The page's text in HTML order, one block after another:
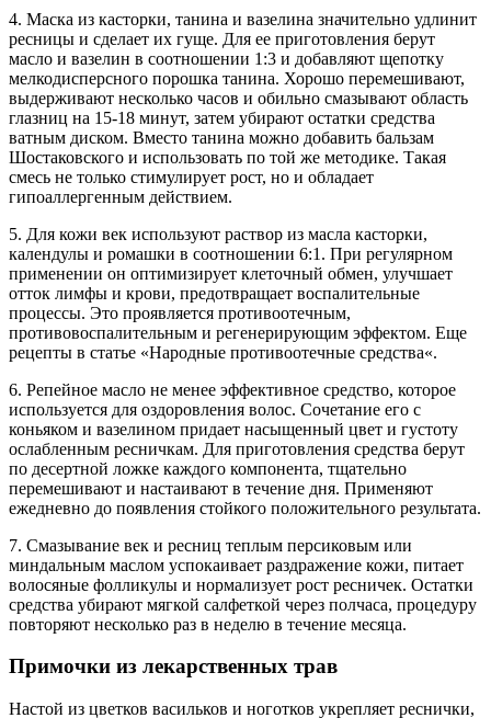
4. Маска из касторки, танина и вазелина значительно удлинит
ресницы и сделает их гуще. Для ее приготовления берут
масло и вазелин в соотношении 1:3 и добавляют щепотку
мелкодисперсного порошка танина. Хорошо перемешивают,
выдерживают несколько часов и обильно смазывают область
глазниц на 15-18 минут, затем убирают остатки средства
ватным диском. Вместо танина можно добавить бальзам
Шостаковского и использовать по той же методике. Такая
смесь не только стимулирует рост, но и обладает
гипоаллергенным действием.
5. Для кожи век используют раствор из масла касторки,
календулы и ромашки в соотношении 6:1. При регулярном
применении он оптимизирует клеточный обмен, улучшает
отток лимфы и крови, предотвращает воспалительные
процессы. Это проявляется противоотечным,
противовоспалительным и регенерирующим эффектом. Еще
рецепты в статье «Народные противоотечные средства«.
6. Репейное масло не менее эффективное средство, которое
используется для оздоровления волос. Сочетание его с
коньяком и вазелином придает насыщенный цвет и густоту
ослабленным ресничкам. Для приготовления средства берут
по десертной ложке каждого компонента, тщательно
перемешивают и настаивают в течение дня. Применяют
ежедневно до появления стойкого положительного результата.
7. Смазывание век и ресниц теплым персиковым или
миндальным маслом успокаивает раздражение кожи, питает
волосяные фолликулы и нормализует рост ресничек. Остатки
средства убирают мягкой салфеткой через полчаса, процедуру
повторяют несколько раз в неделю в течение месяца.
Примочки из лекарственных трав
Настой из цветков васильков и ноготков укрепляет реснички,